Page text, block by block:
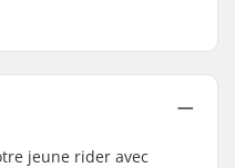
jeune rider avec